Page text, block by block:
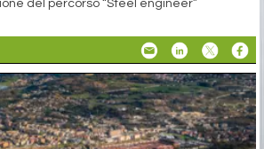
del percorso “Steel engineer”